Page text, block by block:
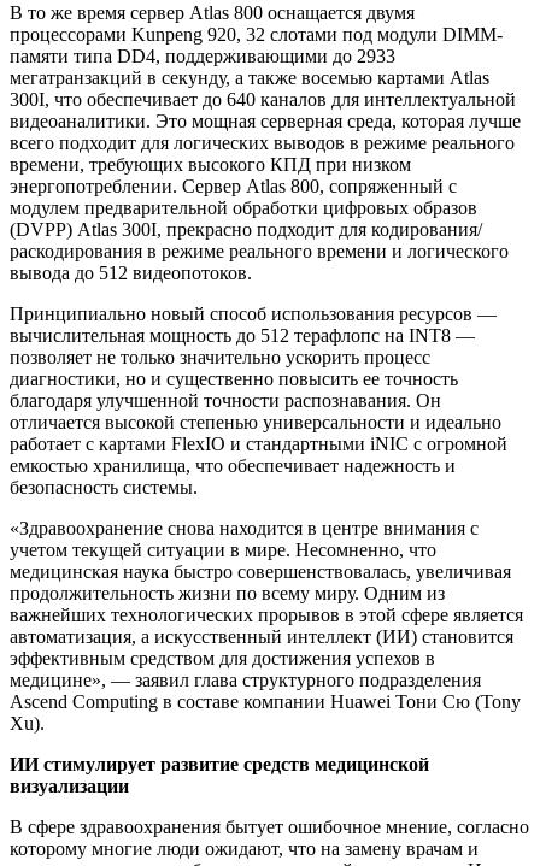
В то же время сервер Atlas 800 оснащается двумя
процессорами Kunpeng 920, 32 слотами под модули DIMM-
памяти типа DD4, поддерживающими до 2933
мегатранзакций в секунду, а также восемью картами Atlas
300I, что обеспечивает до 640 каналов для интеллектуальной
видеоаналитики. Это мощная серверная среда, которая лучше
всего подходит для логических выводов в режиме реального
времени, требующих высокого КПД при низком
энергопотреблении. Сервер Atlas 800, сопряженный с
модулем предварительной обработки цифровых образов
(DVPP) Atlas 300I, прекрасно подходит для кодирования/
раскодирования в режиме реального времени и логического
вывода до 512 видеопотоков.
Принципиально новый способ использования ресурсов —
вычислительная мощность до 512 терафлопс на INT8 —
позволяет не только значительно ускорить процесс
диагностики, но и существенно повысить ее точность
благодаря улучшенной точности распознавания. Он
отличается высокой степенью универсальности и идеально
работает с картами FlexIO и стандартными iNIC с огромной
емкостью хранилища, что обеспечивает надежность и
безопасность системы.
«Здравоохранение снова находится в центре внимания с
учетом текущей ситуации в мире. Несомненно, что
медицинская наука быстро совершенствовалась, увеличивая
продолжительность жизни по всему миру. Одним из
важнейших технологических прорывов в этой сфере является
автоматизация, а искусственный интеллект (ИИ) становится
эффективным средством для достижения успехов в
медицине», — заявил глава структурного подразделения
Ascend Computing в составе компании Huawei Тони Сю (Tony
Xu).
ИИ стимулирует развитие средств медицинской
визуализации
В сфере здравоохранения бытует ошибочное мнение, согласно
которому многие люди ожидают, что на замену врачам и